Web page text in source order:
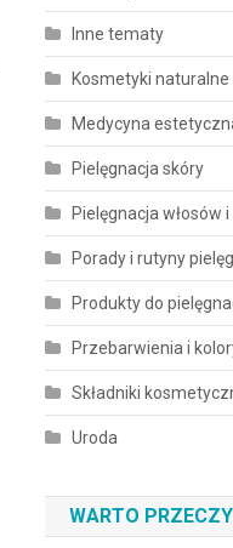
Inne tematy
Kosmetyki naturalne
Medycyna
Pielęgnacja skóry
Pielęgnacja włosów
Porady i rutyny
Produkty do
Przebarwienia i
Składniki
Uroda
WARTO